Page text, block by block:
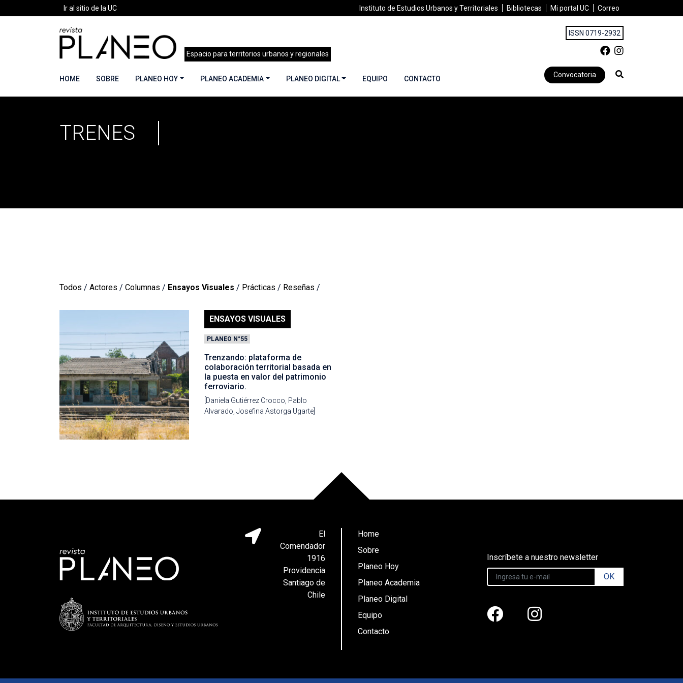
Ir al sitio de la UC Instituto de Estudios Urbanos y Territoriales Bibliotecas Mi portal UC Correo
Espacio para territorios urbanos y regionales
ISSN 0719-2932
HOME SOBRE PLANEO HOY PLANEO ACADEMIA PLANEO DIGITAL EQUIPO CONTACTO Convocatoria
Portada »trenes
TRENES
Todos / Actores / Columnas / Ensayos Visuales / Prácticas / Reseñas /
ENSAYOS VISUALES
PLANEO N°55
Trenzando: plataforma de
colaboración territorial basada en
la puesta en valor del patrimonio
ferroviario.
[Daniela Gutiérrez Crocco, Pablo
Alvarado, Josefina Astorga Ugarte]
El
Comendador
1916
Providencia
Santiago de
Chile
Home
Sobre
Planeo Hoy
Planeo Academia
Planeo Digital
Equipo
Contacto
Inscríbete a nuestro newsletter
OK